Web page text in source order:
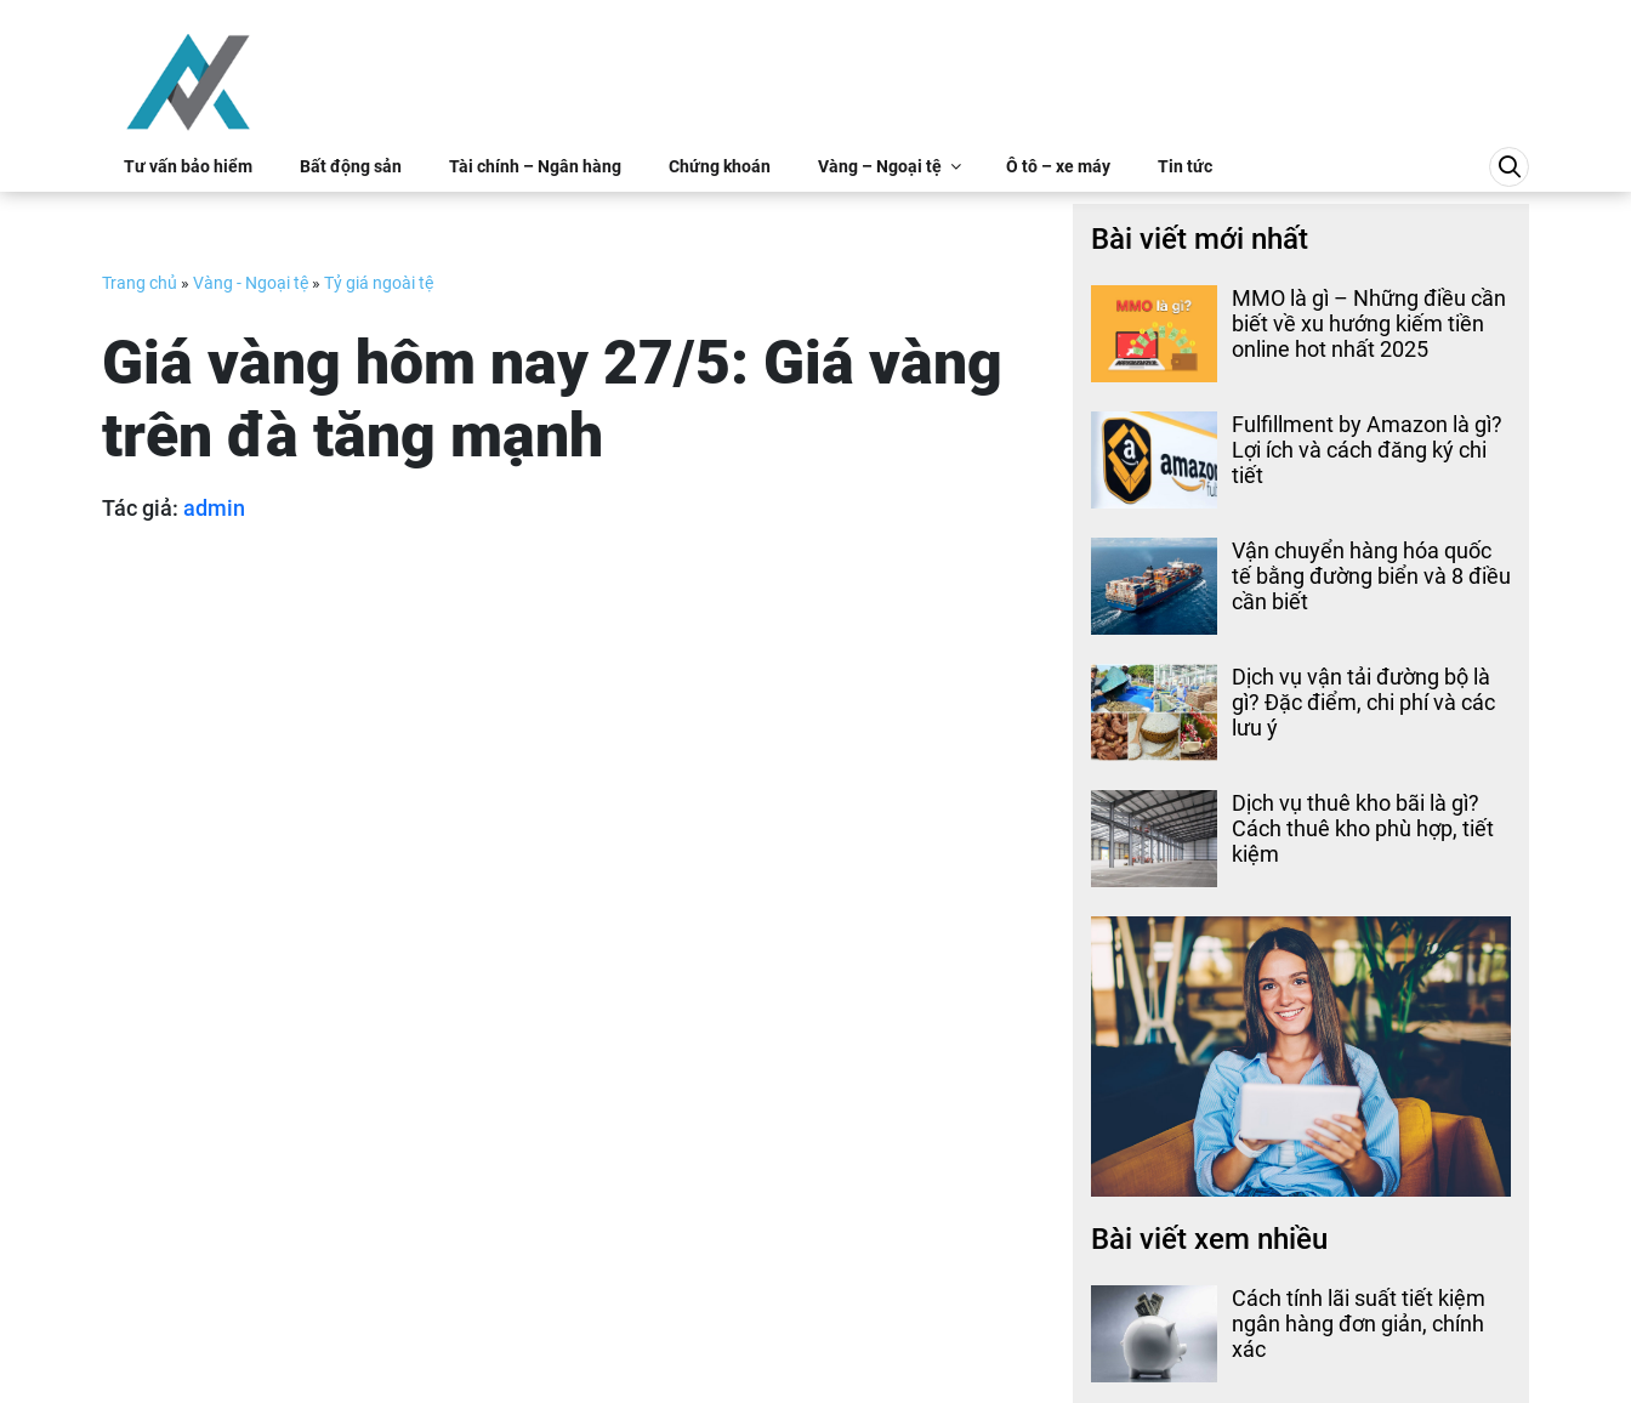
Tư vấn bảo hiểm Bất động sản Tài chính – Ngân hàng Chứng khoán Vàng – Ngoại tệ Ô tô – xe máy Tin tức
Trang chủ » Vàng - Ngoại tệ » Tỷ giá ngoài tệ
Giá vàng hôm nay 27/5: Giá vàng
trên đà tăng mạnh
Tác giả: admin
Bài viết mới nhất
MMO là gì – Những điều cần
biết về xu hướng kiếm tiền
online hot nhất 2025
Fulfillment by Amazon là gì?
Lợi ích và cách đăng ký chi
tiết
Vận chuyển hàng hóa quốc
tế bằng đường biển và 8 điều
cần biết
Dịch vụ vận tải đường bộ là
gì? Đặc điểm, chi phí và các
lưu ý
Dịch vụ thuê kho bãi là gì?
Cách thuê kho phù hợp, tiết
kiệm
Bài viết xem nhiều
Cách tính lãi suất tiết kiệm
ngân hàng đơn giản, chính
xác